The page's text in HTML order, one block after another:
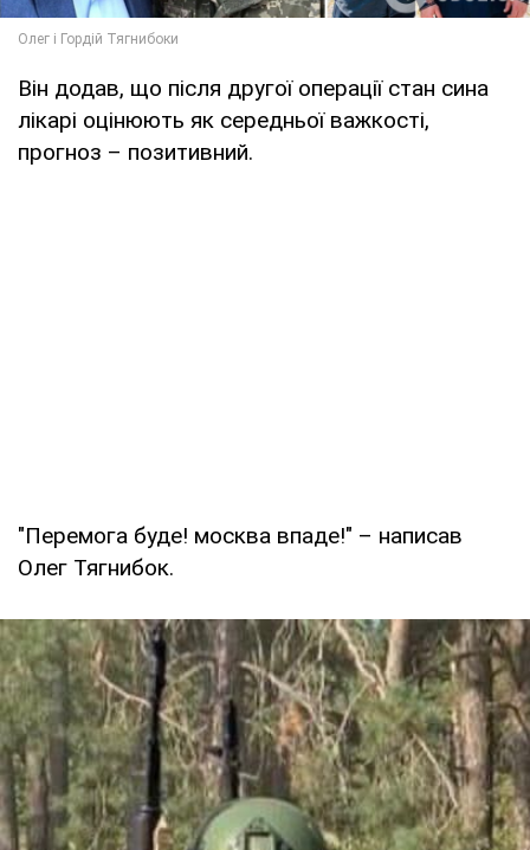
Він додав, що після другої операції стан сина
лікарі оцінюють як середньої важкості,
прогноз – позитивний.
"Перемога буде! москва впаде!" – написав
Олег Тягнибок.